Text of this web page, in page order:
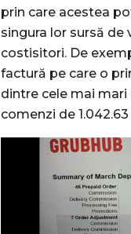
prin care acestea
singura lor sursă
costisitori. De
factură pe care o
dintre cele mai
comenzi de